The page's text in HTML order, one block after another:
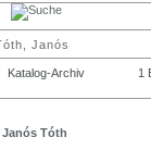
Katalog-Archiv 1
Janós Tóth